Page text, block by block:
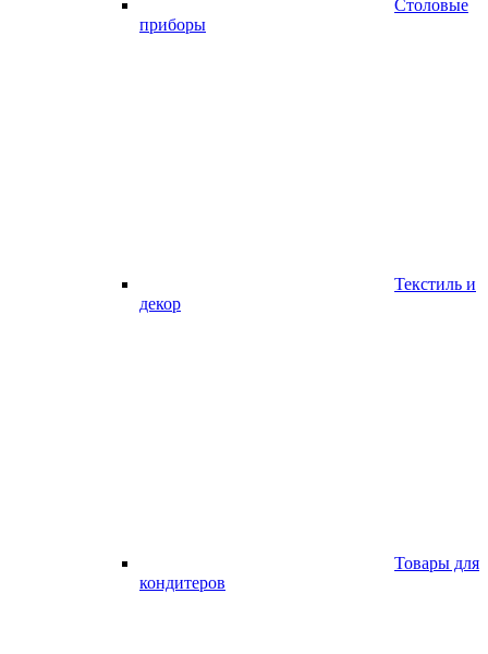
Столовые
приборы
Текстиль и
декор
Товары для
кондитеров